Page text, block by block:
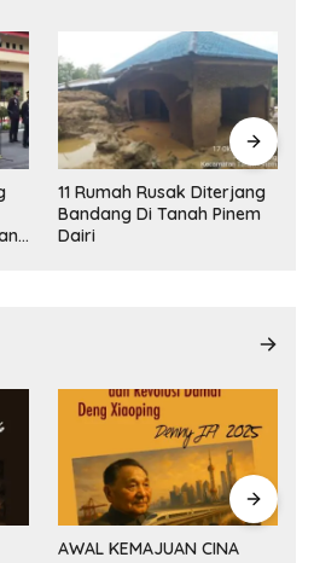
11 Rumah Rusak Diterjang
Bandang Di Tanah Pinem
Dairi
AWAL KEMAJUAN CINA